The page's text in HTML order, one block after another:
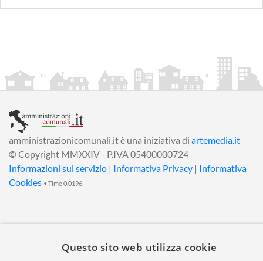
amministrazionicomunali.it è una iniziativa di artemedia.it
© Copyright MMXXIV - P.IVA 05400000724
Informazioni sul servizio | Informativa Privacy | Informativa
Cookies • Time 0.0196
Questo sito web utilizza cookie